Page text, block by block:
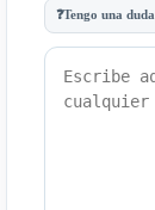
❓Tengo una duda